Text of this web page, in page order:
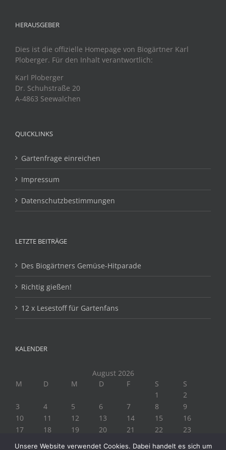
HERAUSGEBER
Dies ist die offizielle Homepage von Biogärtner Karl
Ploberger. Für den Inhalt verantwortlich:
Karl Ploberger
Dr. Schuhstraße 20
A-4863 Seewalchen
QUICKLINKS
Gartenfrage einreichen
Impressum
Datenschutzbestimmungen
LETZTE BEITRÄGE
Des Biogärtners Gemüse-Hitparade
Richtig gießen!
12 x Lesestoff für Gartenfans
KALENDER
August 2026
M
D M D F S
S
1
2
3
4 5 6 7 8
9
10
11 12 13 14 15
16
17
18 19 20 21 22
23
Unsere Website verwendet Cookies. Dabei handelt es sich um